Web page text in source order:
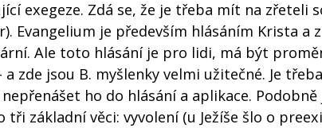
exegeze. Zdá se, že je třeba mít na zřeteli
Evangelium je především hlásáním Krista a
Ale toto hlásání je pro lidi, má být
zde jsou B. myšlenky velmi užitečné. Je
ho do hlásání a aplikace. Podobně
základní věci: vyvolení (u Ježíše šlo o